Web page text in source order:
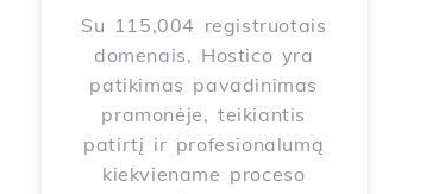
Su 115,004 registruotais
domenais, Hostico yra
patikimas pavadinimas
pramonėje, teikiantis
patirtį ir profesionalumą
kiekviename proceso